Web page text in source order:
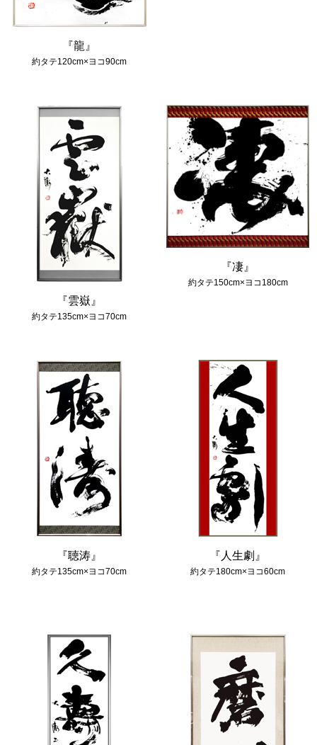
『龍』
約タテ120cm×ヨコ90cm
『雲嶽』
約タテ135cm×ヨコ70cm
『凄』
約タテ150cm×ヨコ180cm
『聴涛』
約タテ135cm×ヨコ70cm
『人生劇』
約タテ180cm×ヨコ60cm